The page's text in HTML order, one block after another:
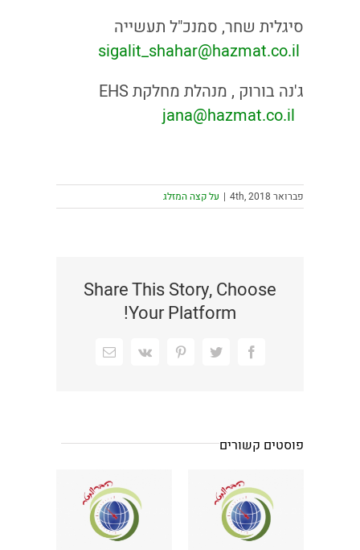
סיגלית שחר, סמנכ"ל תעשייה
sigalit_shahar@hazmat.co.il
ג'נה בורוק , מנהלת מחלקת EHS
jana@hazmat.co.il
פברואר 4th, 2018 | על קצה המזלג
Share This Story, Choose
Your Platform!
Facebook
Twitter
Pinterest
Vk
כתובת
פוסטים קשורים